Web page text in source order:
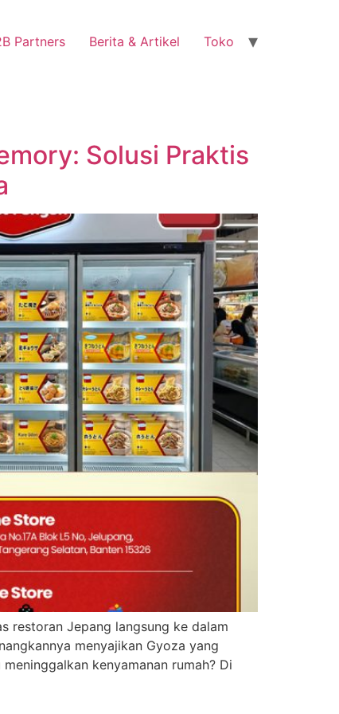
Partners Berita & Artikel Toko
Solusi Praktis
restoran Jepang langsung ke dalam
menyajikan Gyoza yang
kenyamanan rumah? Di